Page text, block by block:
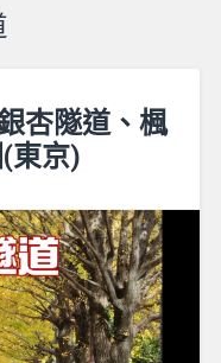
杏隧道、楓
東京)